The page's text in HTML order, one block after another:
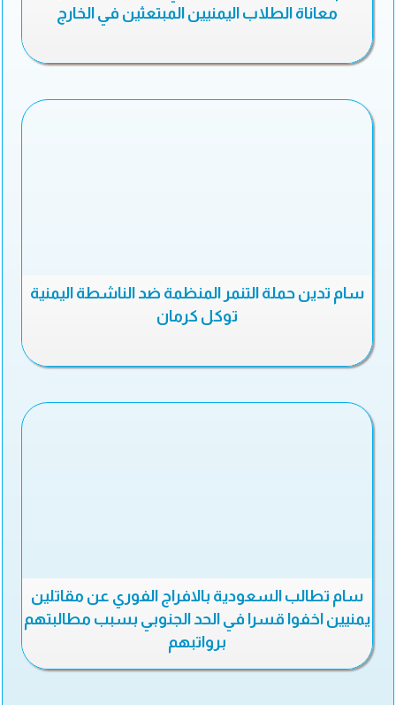
معاناة الطلاب اليمنيين المبتعثين في الخارج
سام تدين حملة التنمر المنظمة ضد الناشطة اليمنية
توكل كرمان
سام تطالب السعودية بالافراج الفوري عن مقاتلين
يمنيين اخفوا قسرا في الحد الجنوبي بسبب مطالبتهم
برواتبهم